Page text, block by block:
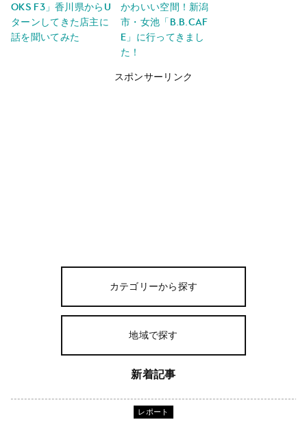
OKS f3」香川県からU
ターンしてきた店主に
話を聞いてみた
かわいい空間！新潟
市・女池「B.B.Caf
e」に行ってきまし
た！
スポンサーリンク
カテゴリーから探す
地域で探す
新着記事
レポート